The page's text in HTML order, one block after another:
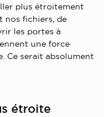
plus étroitement
nos fichiers, de
les portes à
une force
Ce serait absolument
étroite